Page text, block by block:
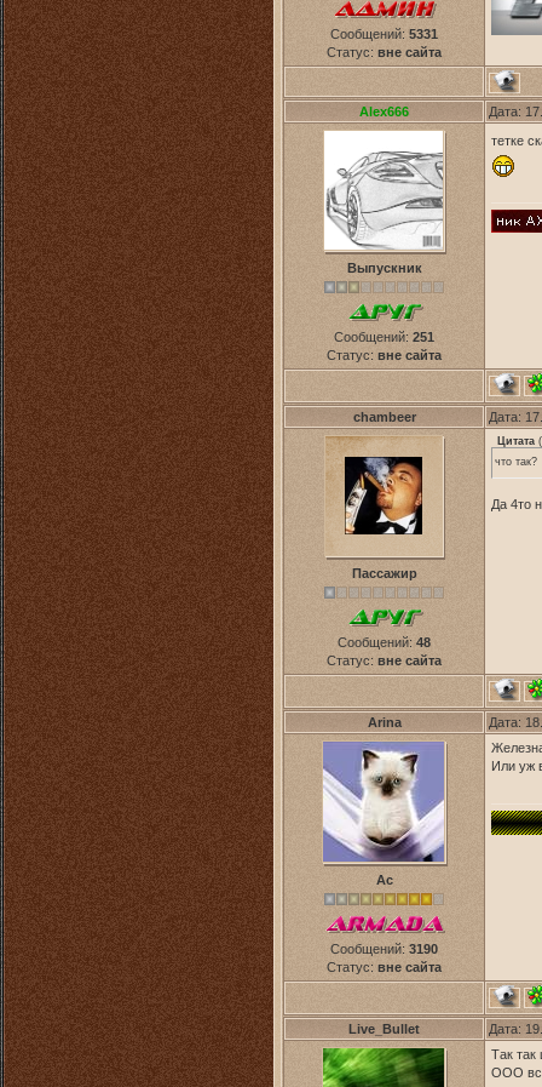
Сообщений: 5331
Статус: вне сайта
Alex666 Дата:
Выпускник
Сообщений: 251
Статус: вне сайта
тетке
chambeer Дата:
Пассажир
Сообщений: 48
Статус: вне сайта
Цитата (
что так?
Да 4то
Arina Дата:
Ас
Сообщений: 3190
Статус: вне сайта
Или уж
Live_Bullet Дата:
Так так
ООО